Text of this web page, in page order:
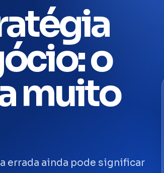
o
muito
errada ainda pode significar